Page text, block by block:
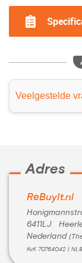
Veelgestelde
Adres
ReBuyIt.nl
6411LJ
Nederland
KvK 70764042 |